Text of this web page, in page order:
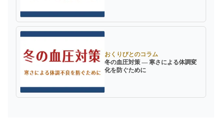
冬の血圧対策 ― 寒さによる体調変
化を防ぐために